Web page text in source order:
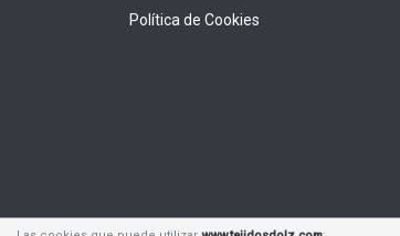
Política de Cookies